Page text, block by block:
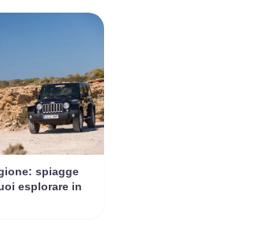
spiagge
esplorare in